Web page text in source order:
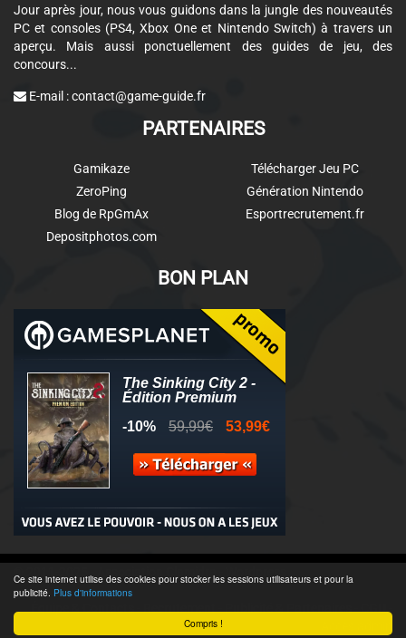
Compris !
Ce site internet utilise des cookies pour stocker les sessions utilisateurs et pour la
publicité. Plus d'informations
Jour après jour, nous vous guidons dans la jungle des nouveautés
PC et consoles (PS4, Xbox One et Nintendo Switch) à travers un
aperçu. Mais aussi ponctuellement des guides de jeu, des
concours...
E-mail :contact@game-guide.fr
PARTENAIRES
Gamikaze
ZeroPing
Blog de RpGmAx
Depositphotos.com
Télécharger Jeu PC
Génération Nintendo
Esportrecrutement.fr
BON PLAN